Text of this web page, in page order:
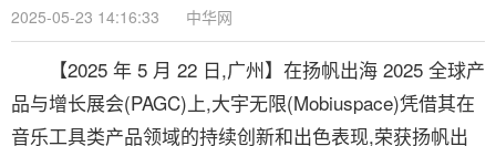
2025-05-23 14:16:33 中华网
【2025 年 5 月 22 日,广州】在扬帆出海 2025 全球产
品与增长展会(PAGC)上,大宇无限(Mobiuspace)凭借其在
音乐工具类产品领域的持续创新和出色表现,荣获扬帆出